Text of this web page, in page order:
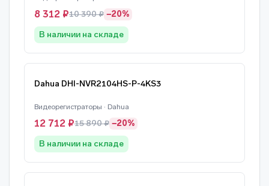
8 312 ₽10 390 ₽ −20%
В наличии на складе
Dahua DHI-NVR2104HS-P-4KS3
Видеорегистраторы · Dahua
12 712 ₽15 890 ₽ −20%
В наличии на складе